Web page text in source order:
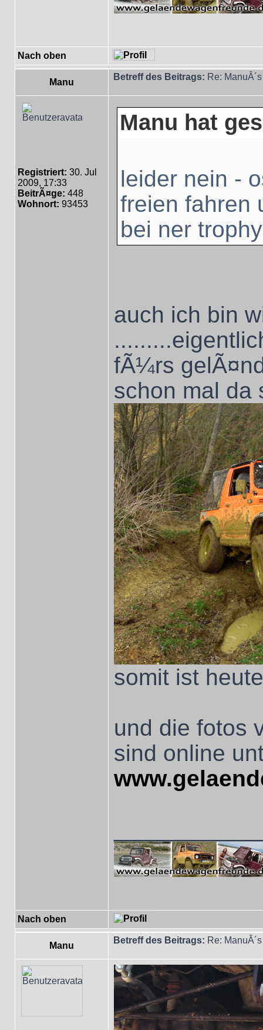
Nach oben
Manu
Betreff des Beitrags: Re:
Registriert: 30. Jul
2009, 17:33
BeitrÃ¤ge: 448
Wohnort: 93453
Manu hat
leider nein -
freien fahren
bei ner
auch ich bin
fÃ¼rs
schon mal da
somit ist
und die fotos
sind online
Nach oben
Manu
Betreff des Beitrags: Re: